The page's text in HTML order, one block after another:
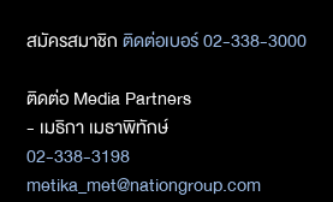
สมัครสมาชิกติดต่อเบอร์ 02-338-3000
ติดต่อ Media Partners
- เมธิกา เมธาพิทักษ์
02-338-3198
metika_met@nationgroup.com